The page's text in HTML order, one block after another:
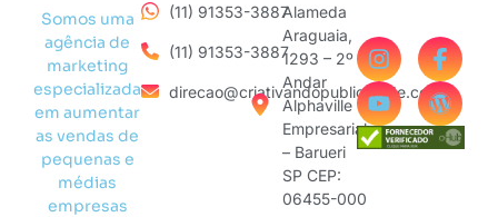
Somos uma
agência de
marketing
especializada
em aumentar
as vendas de
pequenas e
médias
empresas
(11) 91353-3887
(11) 91353-3887
direcao@criativandopublicidade.com
Alameda
Araguaia,
1293 – 2º
Andar
Alphaville
Empresarial
– Barueri
SP CEP:
06455-000